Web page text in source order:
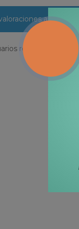
aún.
registrados